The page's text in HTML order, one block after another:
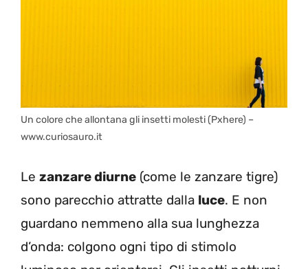
Un colore che allontana gli insetti molesti (Pxhere) –
www.curiosauro.it
Le zanzare diurne (come le zanzare tigre)
sono parecchio attratte dalla luce. E non
guardano nemmeno alla sua lunghezza
d’onda: colgono ogni tipo di stimolo